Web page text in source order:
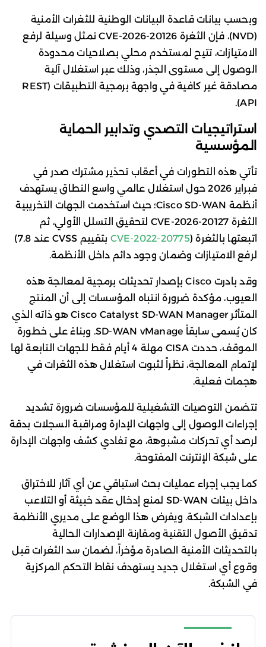
وبحسب بيانات قاعدة البيانات الوطنية للثغرات الأمنية
(NVD)، فإن الثغرة CVE-2026-20126 تمثل وسيلة لرفع
الامتيازات، تتيح لمستخدم محلي بصلاحيات محدودة
الوصول إلى مستوى الجذر، وذلك عبر استغلال آلية
مصادقة غير كافية في واجهة برمجية التطبيقات (REST
API).
استراتيجيات التصدي وتدابير الحماية
المؤسسية
تأتي هذه التطورات في أعقاب تحذير مشترك صدر في
فبراير 2026 حول استغلال عالمي واسع النطاق يستهدف
أنظمة Cisco SD-WAN؛ حيث استخدمت الجهات التخريبية
الثغرة CVE-2026-20127 لتحقيق التسلل الأولي، ثم
اتبعتها بالثغرة (CVE-2022-20775
بتقييم CVSS عند 7.8)
لرفع الامتيازات وضمان وجود دائم داخل الأنظمة.
وقد بادرت Cisco بإصدار تحديثات برمجية لمعالجة هذه
العيوب، مؤكدة ضرورة انتباه المؤسسات إلى أن المنتج
المتأثر Cisco Catalyst SD-WAN Manager هو ذاته الذي
كان يُسمى سابقاً SD-WAN vManage. وبناءً على خطورة
الموقف، حددت CISA مهلة 4 أيام فقط للجهات التابعة لها
لإتمام المعالجة، نظراً لثبوت استغلال هذه الثغرات في
هجمات فعلية.
تتضمن التوصيات التشغيلية للمؤسسات ضرورة تشديد
إجراءات الوصول إلى واجهات الإدارة ومراقبة السجلات بدقة
لرصد أي تحركات مشبوهة، مع تفادي كشف واجهات الإدارة
على شبكة الإنترنت المفتوحة.
كما يجب إجراء عمليات بحث استباقي عن أي آثار للاختراق
داخل بيئات SD-WAN لمنع إدخال عقد خبيثة أو التلاعب
بإعدادات الشبكة. ويفرض هذا الوضع على مديري الأنظمة
تدقيق الأصول التقنية ومقارنة الإصدارات الحالية
بالتحديثات الأمنية الصادرة مؤخراً، لضمان سد الثغرات قبل
وقوع أي استغلال جديد يستهدف نقاط التحكم المركزية
في الشبكة.